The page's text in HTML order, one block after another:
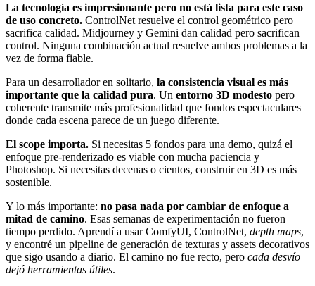
La tecnología es impresionante pero no está lista para este caso
de uso concreto. ControlNet resuelve el control geométrico pero
sacrifica calidad. Midjourney y Gemini dan calidad pero sacrifican
control. Ninguna combinación actual resuelve ambos problemas a la
vez de forma fiable.
Para un desarrollador en solitario, la consistencia visual es más
importante que la calidad pura. Un entorno 3D modesto pero
coherente transmite más profesionalidad que fondos espectaculares
donde cada escena parece de un juego diferente.
El scope importa. Si necesitas 5 fondos para una demo, quizá el
enfoque pre-renderizado es viable con mucha paciencia y
Photoshop. Si necesitas decenas o cientos, construir en 3D es más
sostenible.
Y lo más importante: no pasa nada por cambiar de enfoque a
mitad de camino. Esas semanas de experimentación no fueron
tiempo perdido. Aprendí a usar ComfyUI, ControlNet, depth maps,
y encontré un pipeline de generación de texturas y assets decorativos
que sigo usando a diario. El camino no fue recto, pero cada desvío
dejó herramientas útiles.